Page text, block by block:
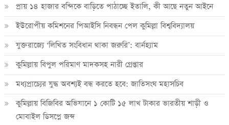
প্রায় ১৪ হাজার বন্দিকে বাড়িতে পাঠাচ্ছে ইতালি, কী আছে নতুন আইনে
ইউরোপীয় কমিশনের পিআইসি নিবন্ধন পেল কুমিল্লা বিশ্ববিদ্যালয়
যুক্তরাজ্যে ‘লিখিত সংবিধান থাকা জরুরি’: বার্নহ্যাম
কুমিল্লায় বিপুল পরিমাণ মাদকসহ নারী গ্রেপ্তার
মধ্যপ্রাচ্যের যুদ্ধ অবশ্যই বন্ধ করতে হবে: জাতিসংঘ মহাসচিব
কুমিল্লায় বিজিবির অভিযানে ১ কোটি ১৫ লাখ টাকার ভারতীয় শাড়ী ও
মোবাইল ডিসপ্লে জব্দ